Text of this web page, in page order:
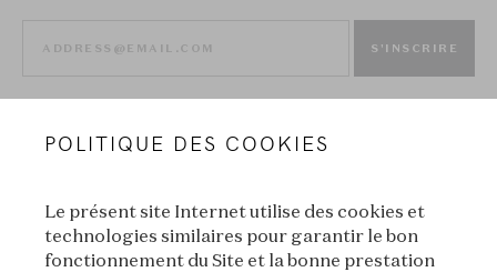
S'INSCRIRE
POLITIQUE DES COOKIES
Le présent site Internet utilise des cookies et
technologies similaires pour garantir le bon
fonctionnement du Site et la bonne prestation